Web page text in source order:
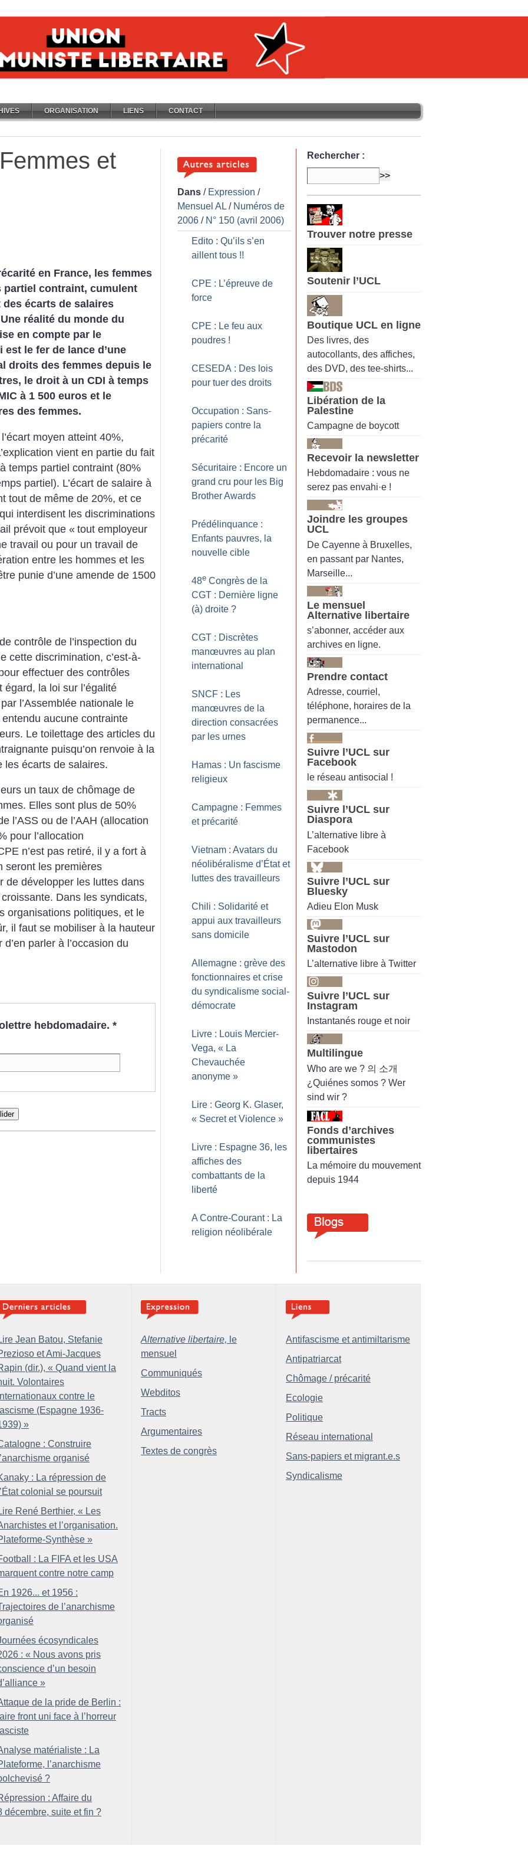
ORGANISATION LIENS CONTACT
et
en France, les femmes
partiel contraint, cumulent
écarts de salaires
réalité du monde du
en compte par le
le fer de lance d’une
droits des femmes depuis le
le droit à un CDI à temps
à 1 500 euros et le
des femmes.
moyen atteint 40%,
vient en partie du fait
temps partiel contraint (80%
partiel). L’écart de salaire à
tout de même de 20%, et ce
interdisent les discriminations
prévoit que « tout employeur
travail ou pour un travail de
entre les hommes et les
punie d’une amende de 1500
contrôle de l’inspection du
cette discrimination, c’est-à-
effectuer des contrôles
la loi sur l’égalité
l’Assemblée nationale le
aucune contrainte
Le toilettage des articles du
puisqu’on renvoie à la
les écarts de salaires.
un taux de chômage de
Elles sont plus de 50%
l’ASS ou de l’AAH (allocation
pour l’allocation
n’est pas retiré, il y a fort à
seront les premières
de développer les luttes dans
Dans les syndicats,
organisations politiques, et le
il faut se mobiliser à la hauteur
parler à l’occasion du
hebdomadaire. *
Dans / Expression /
Mensuel AL / Numéros de
2006 / N° 150 (avril 2006)
Edito : Qu’ils s’en
aillent tous !!
CPE : L’épreuve de
force
CPE : Le feu aux
poudres !
CESEDA : Des lois
pour tuer des droits
Occupation : Sans-
papiers contre la
précarité
Sécuritaire : Encore un
grand cru pour les Big
Brother Awards
Prédélinquance :
Enfants pauvres, la
nouvelle cible
48e Congrès de la
CGT : Dernière ligne
(à) droite ?
CGT : Discrètes
manœuvres au plan
international
SNCF : Les
manœuvres de la
direction consacrées
par les urnes
Hamas : Un fascisme
religieux
Campagne : Femmes
et précarité
Vietnam : Avatars du
néolibéralisme d’État et
luttes des travailleurs
Chili : Solidarité et
appui aux travailleurs
sans domicile
Allemagne : grève des
fonctionnaires et crise
du syndicalisme social-
démocrate
Livre : Louis Mercier-
Vega, « La
Chevauchée
anonyme »
Lire : Georg K. Glaser,
« Secret et Violence »
Livre : Espagne 36, les
affiches des
combattants de la
liberté
A Contre-Courant : La
religion néolibérale
Rechercher :
Trouver notre presse
Soutenir l’UCL
Boutique UCL en ligne
Des livres, des
autocollants, des affiches,
des DVD, des tee-shirts...
Libération de la
Palestine
Campagne de boycott
Recevoir la newsletter
Hebdomadaire : vous ne
serez pas envahi·e !
Joindre les groupes
UCL
De Cayenne à Bruxelles,
en passant par Nantes,
Marseille...
Le mensuel
Alternative libertaire
s’abonner, accéder aux
archives en ligne.
Prendre contact
Adresse, courriel,
téléphone, horaires de la
permanence...
Suivre l’UCL sur
Facebook
le réseau antisocial !
Suivre l’UCL sur
Diaspora
L’alternative libre à
Facebook
Suivre l’UCL sur
Bluesky
Adieu Elon Musk
Suivre l’UCL sur
Mastodon
L’alternative libre à Twitter
Suivre l’UCL sur
Instagram
Instantanés rouge et noir
Multilingue
Who are we ? 의 소개
¿Quiénes somos ? Wer
sind wir ?
Fonds d’archives
communistes
libertaires
La mémoire du mouvement
depuis 1944
Jean Batou, Stefanie
et Ami-Jacques
(dir.), « Quand vient la
Volontaires
contre le
(Espagne 1936-
»
: Construire
organisé
: La répression de
colonial se poursuit
René Berthier, « Les
et l’organisation.
Synthèse »
: La FIFA et les USA
contre notre camp
1926... et 1956 :
de l’anarchisme
écosyndicales
: « Nous avons pris
d’un besoin
»
de la pride de Berlin :
front uni face à l’horreur
matérialiste : La
l’anarchisme
?
: Affaire du
décembre, suite et fin ?
Alternative libertaire, le
mensuel
Communiqués
Webditos
Tracts
Argumentaires
Textes de congrès
Antifascisme et antimiltarisme
Antipatriarcat
Chômage / précarité
Ecologie
Politique
Réseau international
Sans-papiers et migrant.e.s
Syndicalisme